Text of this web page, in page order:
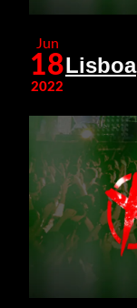
Jun
18
2022
Lisboa